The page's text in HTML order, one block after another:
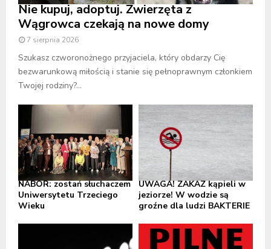
Nie kupuj, adoptuj. Zwierzęta z
Wągrowca czekają na nowe domy
7 sierpnia 2026
Szukasz czworonożnego przyjaciela, który obdarzy Cię
bezwarunkową miłością i stanie się pełnoprawnym członkiem
Twojej rodziny?...
NABÓR: zostań słuchaczem
Uniwersytetu Trzeciego
Wieku
UWAGA! ZAKAZ kąpieli w
jeziorze! W wodzie są
groźne dla ludzi BAKTERIE